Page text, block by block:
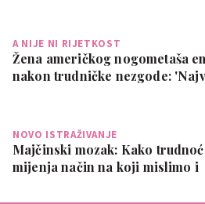
A NIJE NI RIJETKOST
Žena američkog nogometaša
nakon trudničke nezgode:
NOVO ISTRAŽIVANJE
Majčinski mozak: Kako
mijenja način na koji mislimo i